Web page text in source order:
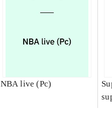
NBA live (Pc)